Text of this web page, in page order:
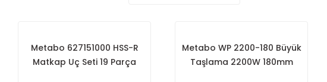
Metabo 627151000 HSS-R
Matkap Uç Seti 19 Parça
Metabo WP 2200-180 Büyük
Taşlama 2200W 180mm